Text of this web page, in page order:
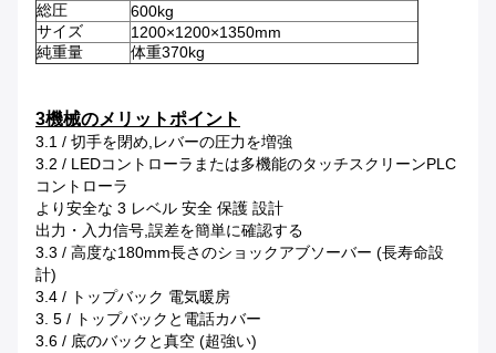
総圧
600kg
サイズ
1200×1200×1350mm
純重量
体重370kg
3機械のメリットポイント
3.1 / 切手を閉め,レバーの圧力を増強
3.2 / LEDコントローラまたは多機能のタッチスクリーンPLC
コントローラ
より安全な 3 レベル 安全 保護 設計
出力・入力信号,誤差を簡単に確認する
3.3 / 高度な180mm長さのショックアブソーバー (長寿命設
計)
3.4 / トップバック 電気暖房
3. 5 / トップバックと電話カバー
3.6 / 底のバックと真空 (超強い)